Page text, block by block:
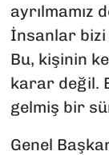
ayrılmamız
İnsanlar
Bu, kişinin
karar değil.
gelmiş bir
Genel